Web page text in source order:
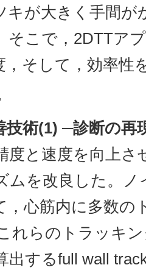
キが大きく手間が
そこで，2DTTア
，そして，効率性
技術(1) ─診断の再
度と速度を向上
ムを改良した。ノ
，心筋内に多数
れらのトラッキ
出するfull wall